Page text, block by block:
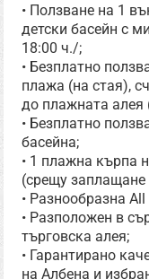
• Ползване на 1
детски басейн с
18:00 ч./;
• Безплатно
плажа (на стая),
до плажната алея
• Безплатно
басейна;
• 1 плажна кърпа
(срещу заплащане
• Разнообразна
• Разположен в
търговска алея;
• Гарантирано
на Албена и